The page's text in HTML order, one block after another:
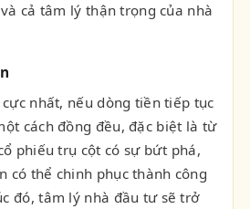
cả tâm lý thận trọng của nhà
nhất, nếu dòng tiền tiếp tục
cách đồng đều, đặc biệt là từ
phiếu trụ cột có sự bứt phá,
có thể chinh phục thành công
đó, tâm lý nhà đầu tư sẽ trở